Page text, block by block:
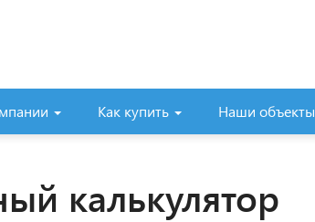
Как купить Наши объекты
калькулятор